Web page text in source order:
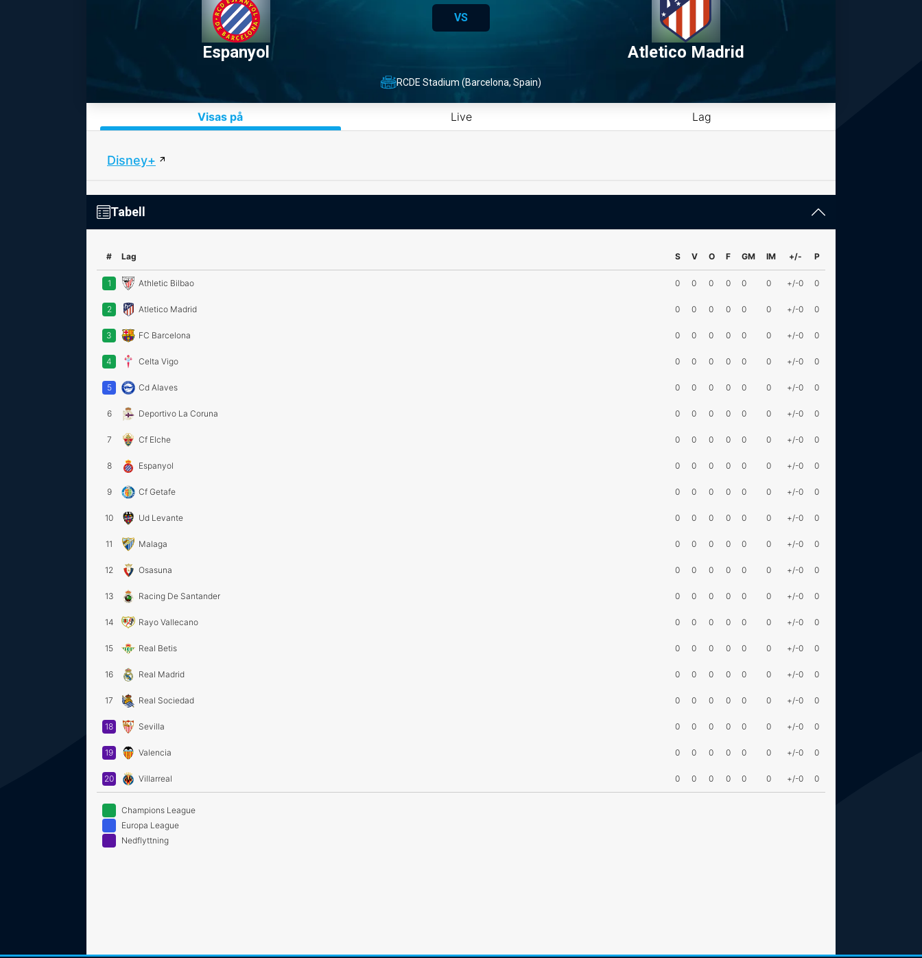
Espanyol
VS
Atletico Madrid
RCDE Stadium (Barcelona, Spain)
Visas på Live Lag
Disney+
Tabell
# Lag S V O F GM IM +/- P
1 Athletic Bilbao 0 0 0 0 0 0 +/-0 0
2 Atletico Madrid 0 0 0 0 0 0 +/-0 0
3 FC Barcelona 0 0 0 0 0 0 +/-0 0
4 Celta Vigo 0 0 0 0 0 0 +/-0 0
5 Cd Alaves 0 0 0 0 0 0 +/-0 0
6 Deportivo La Coruna 0 0 0 0 0 0 +/-0 0
7 Cf Elche 0 0 0 0 0 0 +/-0 0
8 Espanyol 0 0 0 0 0 0 +/-0 0
9 Cf Getafe 0 0 0 0 0 0 +/-0 0
10 Ud Levante 0 0 0 0 0 0 +/-0 0
11 Malaga 0 0 0 0 0 0 +/-0 0
12 Osasuna 0 0 0 0 0 0 +/-0 0
13 Racing De Santander 0 0 0 0 0 0 +/-0 0
14 Rayo Vallecano 0 0 0 0 0 0 +/-0 0
15 Real Betis 0 0 0 0 0 0 +/-0 0
16 Real Madrid 0 0 0 0 0 0 +/-0 0
17 Real Sociedad 0 0 0 0 0 0 +/-0 0
18 Sevilla 0 0 0 0 0 0 +/-0 0
19 Valencia 0 0 0 0 0 0 +/-0 0
20 Villarreal 0 0 0 0 0 0 +/-0 0
Champions League
Europa League
Nedflyttning